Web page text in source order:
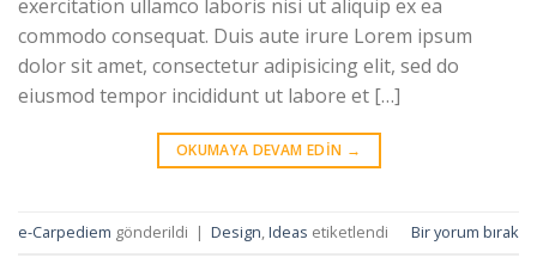
exercitation ullamco laboris nisi ut aliquip ex ea
commodo consequat. Duis aute irure Lorem ipsum
dolor sit amet, consectetur adipisicing elit, sed do
eiusmod tempor incididunt ut labore et […]
OKUMAYA DEVAM EDIN →
e-Carpediem gönderildi | Design,Ideas etiketlendi Bir yorum bırak